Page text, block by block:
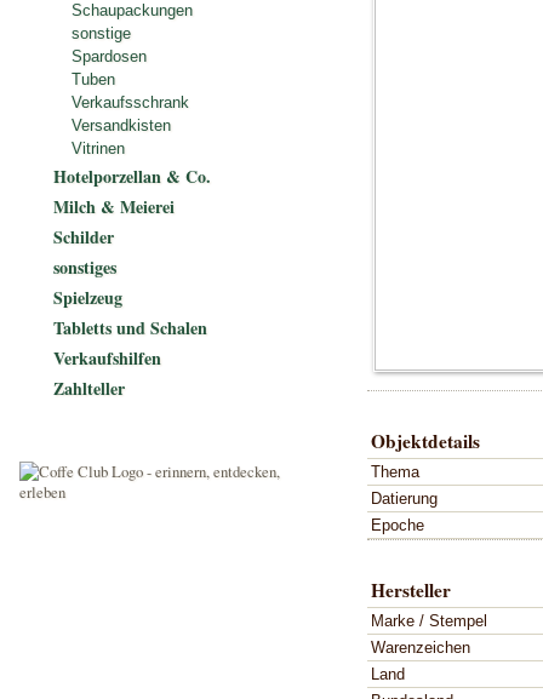
Objektdetails
Thema
Datierung
Epoche
Hersteller
Marke / Stempel
Warenzeichen
Land
Schaupackungen
sonstige
Spardosen
Tuben
Verkaufsschrank
Versandkisten
Vitrinen
Hotelporzellan & Co.
Milch & Meierei
Schilder
sonstiges
Spielzeug
Tabletts und Schalen
Verkaufshilfen
Zahlteller